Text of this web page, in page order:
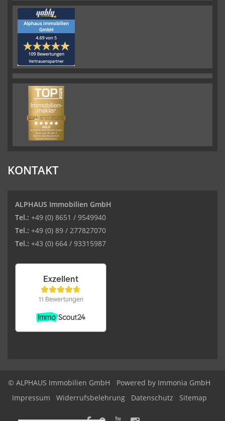
KONTAKT
ALPHAUS Immobilien GmbH
Tel.: +49 (0) 8651 / 9549940
Tel.: +49 (0) 89 / 277827070
Tel.: +43 (0) 664 / 93315987
© ALPHAUS Immobilien GmbH
Powered by Immonia GmbH
Impressum
Widerrufsbelehrung Datenschutz Sitemap